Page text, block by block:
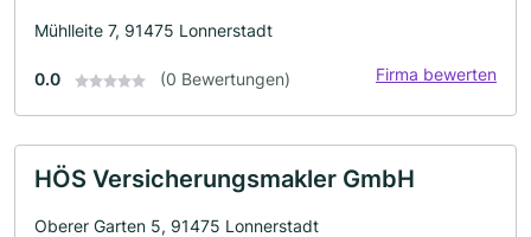
Mühlleite 7, 91475 Lonnerstadt
0.0 (0 Bewertungen) Firma bewerten
HÖS Versicherungsmakler GmbH
Oberer Garten 5, 91475 Lonnerstadt